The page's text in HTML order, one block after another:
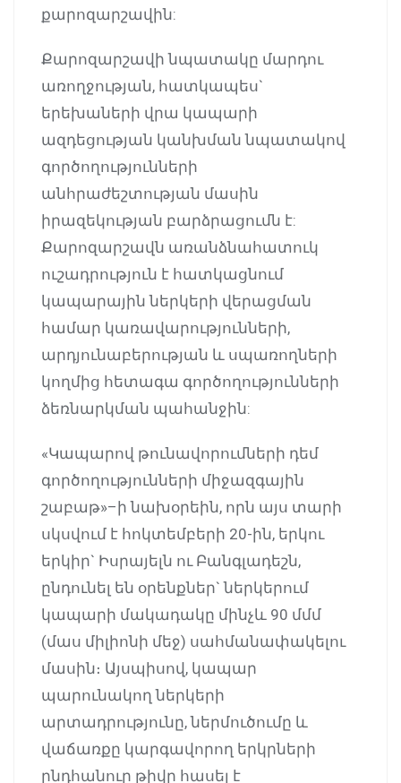
քարոզարշավին:
Քարոզարշավի նպատակը մարդու
առողջության, հատկապես`
երեխաների վրա կապարի
ազդեցության կանխման նպատակով
գործողությունների
անհրաժեշտության մասին
իրազեկության բարձրացումն է:
Քարոզարշավն առանձնահատուկ
ուշադրություն է հատկացնում
կապարային ներկերի վերացման
համար կառավարությունների,
արդյունաբերության և սպառողների
կողմից հետագա գործողությունների
ձեռնարկման պահանջին:
«Կապարով թունավորումների դեմ
գործողությունների միջազգային
շաբաթ»–ի նախօրեին, որն այս տարի
սկսվում է հոկտեմբերի 20-ին, երկու
երկիր` Իսրայելն ու Բանգլադեշն,
ընդունել են օրենքներ` ներկերում
կապարի մակադակը մինչև 90 մմմ
(մաս միլիոնի մեջ) սահմանափակելու
մասին։ Այսպիսով, կապար
պարունակող ներկերի
արտադրությունը, ներմուծումը և
վաճառքը կարգավորող երկրների
ընդհանուր թիվը հասել է